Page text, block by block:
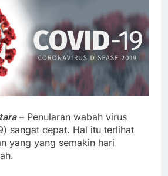
– Penularan wabah virus
sangat cepat. Hal itu terlihat
yang yang semakin hari